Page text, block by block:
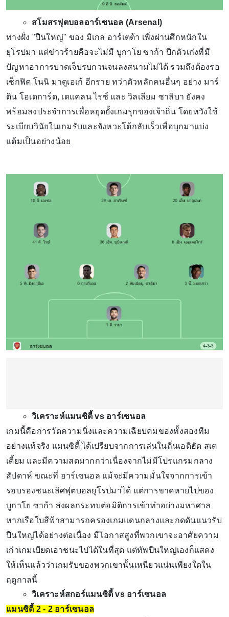
สโมสรฟุตบอลอาร์เซนอล (Arsenal)
ทางฝั่ง "ปืนใหญ่" ของ มิเกล อาร์เตต้า เพิ่งผ่านศึกหนักใน
ยุโรปมา แต่ข่าวร้ายคือจะไม่มี บูกาโย ซาก้า ปีกตัวเก่งที่มี
ปัญหาอาการบาดเจ็บรบกวนจนลงสนามไม่ได้ รวมถึงต้องรอ
เช็กฟิต โนนิ มาดูเอเก้ อีกราย ทว่าตัวหลักคนอื่นๆ อย่าง มาร์
ติน โอเดการ์ด, เดแคลน ไรซ์ และ วิลเลียม ซาลิบา ยังคง
พร้อมลงประจำการเพื่อหยุดยั้งเกมรุกของเจ้าถิ่น โดยหวังใช้
ระเบียบวินัยในเกมรับและจังหวะโต้กลับเร็วเพื่อบุกมาแบ่ง
แต้มเป็นอย่างน้อย
วิเคราะห์แมนซิตี้ vs อาร์เซนอล
เกมนี้คือการวัดความนิ่งและความเฉียบคมของทั้งสองทีม
อย่างแท้จริง แมนซิตี้ ได้เปรียบจากการเล่นในถิ่นเอติฮัด สเต
เดี้ยม และมีความสดมากกว่าเนื่องจากไม่มีโปรแกรมกลาง
สัปดาห์ ขณะที่ อาร์เซนอล แม้จะมีความมั่นใจจากการเข้า
รอบรองชนะเลิศฟุตบอลยุโรปมาได้ แต่การขาดหายไปของ
บูกาโย ซาก้า ส่งผลกระทบต่อมิติการเข้าทำอย่างมหาศาล
หากเรือใบสีฟ้าสามารถครองเกมแดนกลางและกดดันแนวรับ
ปืนใหญ่ได้อย่างต่อเนื่อง มีโอกาสสูงที่พวกเขาจะอาศัยความ
เก๋าเกมเบียดเอาชนะไปได้ในที่สุด แต่ทัพปืนใหญ่เองก็แสดง
ให้เห็นแล้วว่าเกมรับของพวกเขานั้นเหนียวแน่นเพียงใดใน
ฤดูกาลนี้
วิเคราะห์สกอร์แมนซิตี้ vs อาร์เซนอล
แมนซิตี้ 2 - 2 อาร์เซนอล